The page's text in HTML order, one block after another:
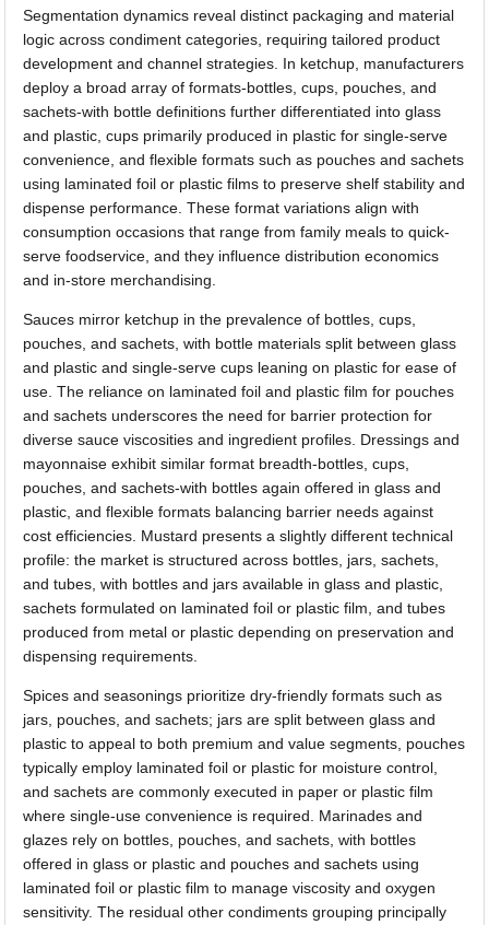
Segmentation dynamics reveal distinct packaging and material
logic across condiment categories, requiring tailored product
development and channel strategies. In ketchup, manufacturers
deploy a broad array of formats-bottles, cups, pouches, and
sachets-with bottle definitions further differentiated into glass
and plastic, cups primarily produced in plastic for single-serve
convenience, and flexible formats such as pouches and sachets
using laminated foil or plastic films to preserve shelf stability and
dispense performance. These format variations align with
consumption occasions that range from family meals to quick-
serve foodservice, and they influence distribution economics
and in-store merchandising.
Sauces mirror ketchup in the prevalence of bottles, cups,
pouches, and sachets, with bottle materials split between glass
and plastic and single-serve cups leaning on plastic for ease of
use. The reliance on laminated foil and plastic film for pouches
and sachets underscores the need for barrier protection for
diverse sauce viscosities and ingredient profiles. Dressings and
mayonnaise exhibit similar format breadth-bottles, cups,
pouches, and sachets-with bottles again offered in glass and
plastic, and flexible formats balancing barrier needs against
cost efficiencies. Mustard presents a slightly different technical
profile: the market is structured across bottles, jars, sachets,
and tubes, with bottles and jars available in glass and plastic,
sachets formulated on laminated foil or plastic film, and tubes
produced from metal or plastic depending on preservation and
dispensing requirements.
Spices and seasonings prioritize dry-friendly formats such as
jars, pouches, and sachets; jars are split between glass and
plastic to appeal to both premium and value segments, pouches
typically employ laminated foil or plastic for moisture control,
and sachets are commonly executed in paper or plastic film
where single-use convenience is required. Marinades and
glazes rely on bottles, pouches, and sachets, with bottles
offered in glass or plastic and pouches and sachets using
laminated foil or plastic film to manage viscosity and oxygen
sensitivity. The residual other condiments grouping principally